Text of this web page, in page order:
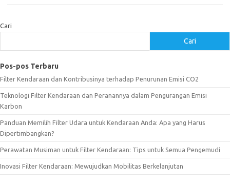
Cari
Cari
Pos-pos Terbaru
Filter Kendaraan dan Kontribusinya terhadap Penurunan Emisi CO2
Teknologi Filter Kendaraan dan Peranannya dalam Pengurangan Emisi
Karbon
Panduan Memilih Filter Udara untuk Kendaraan Anda: Apa yang Harus
Dipertimbangkan?
Perawatan Musiman untuk Filter Kendaraan: Tips untuk Semua Pengemudi
Inovasi Filter Kendaraan: Mewujudkan Mobilitas Berkelanjutan